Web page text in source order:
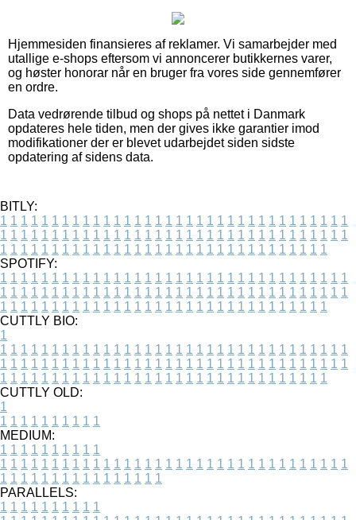
Hjemmesiden finansieres af reklamer. Vi samarbejder med
utallige e-shops eftersom vi annoncerer butikkernes varer,
og høster honorar når en bruger fra vores side gennemfører
en ordre.
Data vedrørende tilbud og shops på nettet i Danmark
opdateres hele tiden, men der gives ikke garantier imod
modifikationer der er blevet udarbejdet siden sidste
opdatering af sidens data.
BITLY:
1 1 1 1 1 1 1 1 1 1 1 1 1 1 1 1 1 1 1 1 1 1 1 1 1 1 1 1 1 1 1 1 1 1
1 1 1 1 1 1 1 1 1 1 1 1 1 1 1 1 1 1 1 1 1 1 1 1 1 1 1 1 1 1 1 1 1 1
1 1 1 1 1 1 1 1 1 1 1 1 1 1 1 1 1 1 1 1 1 1 1 1 1 1 1 1 1 1 1 1
SPOTIFY:
1 1 1 1 1 1 1 1 1 1 1 1 1 1 1 1 1 1 1 1 1 1 1 1 1 1 1 1 1 1 1 1 1 1
1 1 1 1 1 1 1 1 1 1 1 1 1 1 1 1 1 1 1 1 1 1 1 1 1 1 1 1 1 1 1 1 1 1
1 1 1 1 1 1 1 1 1 1 1 1 1 1 1 1 1 1 1 1 1 1 1 1 1 1 1 1 1 1 1 1
CUTTLY BIO:
1
1 1 1 1 1 1 1 1 1 1 1 1 1 1 1 1 1 1 1 1 1 1 1 1 1 1 1 1 1 1 1 1 1 1
1 1 1 1 1 1 1 1 1 1 1 1 1 1 1 1 1 1 1 1 1 1 1 1 1 1 1 1 1 1 1 1 1 1
1 1 1 1 1 1 1 1 1 1 1 1 1 1 1 1 1 1 1 1 1 1 1 1 1 1 1 1 1 1 1 1
CUTTLY OLD:
1
1 1 1 1 1 1 1 1 1 1
MEDIUM:
1 1 1 1 1 1 1 1 1 1
1 1 1 1 1 1 1 1 1 1 1 1 1 1 1 1 1 1 1 1 1 1 1 1 1 1 1 1 1 1 1 1 1 1
1 1 1 1 1 1 1 1 1 1 1 1 1 1 1 1
PARALLELS:
1 1 1 1 1 1 1 1 1 1